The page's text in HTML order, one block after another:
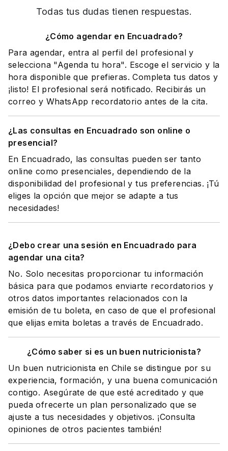
Todas tus dudas tienen respuestas.
¿Cómo agendar en Encuadrado?
Para agendar, entra al perfil del profesional y
selecciona "Agenda tu hora". Escoge el servicio y la
hora disponible que prefieras. Completa tus datos y
¡listo! El profesional será notificado. Recibirás un
correo y WhatsApp recordatorio antes de la cita.
¿Las consultas en Encuadrado son online o
presencial?
En Encuadrado, las consultas pueden ser tanto
online como presenciales, dependiendo de la
disponibilidad del profesional y tus preferencias. ¡Tú
eliges la opción que mejor se adapte a tus
necesidades!
¿Debo crear una sesión en Encuadrado para
agendar una cita?
No. Solo necesitas proporcionar tu información
básica para que podamos enviarte recordatorios y
otros datos importantes relacionados con la
emisión de tu boleta, en caso de que el profesional
que elijas emita boletas a través de Encuadrado.
¿Cómo saber si es un buen nutricionista?
Un buen nutricionista en Chile se distingue por su
experiencia, formación, y una buena comunicación
contigo. Asegúrate de que esté acreditado y que
pueda ofrecerte un plan personalizado que se
ajuste a tus necesidades y objetivos. ¡Consulta
opiniones de otros pacientes también!